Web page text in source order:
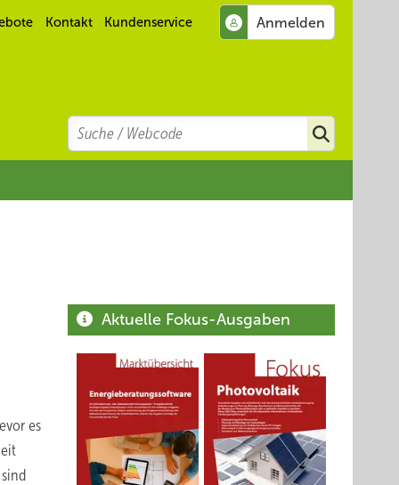
Kontakt Kundenservice
Search
Suchen
es
Aktuelle Fokus-Ausgaben